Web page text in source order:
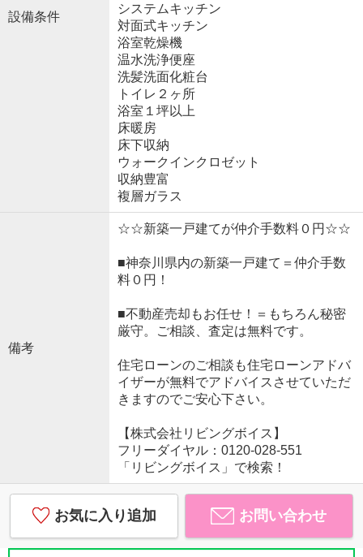
設備条件
システムキッチン
対面式キッチン
浴室乾燥機
温水洗浄便座
洗髪洗面化粧台
トイレ２ヶ所
浴室１坪以上
床暖房
床下収納
ウォークインクロゼット
収納豊富
複層ガラス
備考
☆☆新築一戸建てが仲介手数料０円☆☆
■神奈川県内の新築一戸建て＝仲介手数
料０円！
■不動産売却もお任せ！＝もちろん秘密
厳守。ご相談、査定は無料です。
住宅ローンのご相談も住宅ローンアドバ
イザーが無料でアドバイスさせていただ
きますのでご安心下さい。
【株式会社リビングボイス】
フリーダイヤル：0120-028-551
「リビングボイス」で検索！
お気に入り追加 お問い合わせ